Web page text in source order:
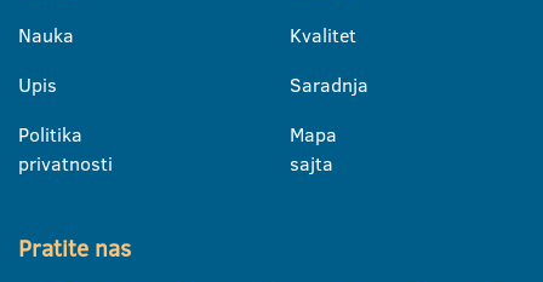
Nauka
Upis
Politika
privatnosti
Kvalitet
Saradnja
Mapa
sajta
Pratite nas